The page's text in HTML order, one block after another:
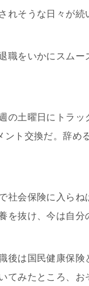
そうな日々が続
をいかにスムー
土曜日にトラッ
ント交換だ。辞め
会保険に入らね
を抜け、今は自分
後は国民健康保険
てみたところ、